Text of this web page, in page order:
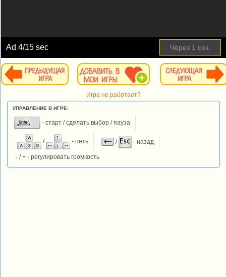
Ad4/15 sec Через 1 сек.
Игра не работает?
УПРАВЛЕНИЕ В ИГРЕ:
- старт / сделать выбор / пауза
/ - петь / - назад
- / + - регулировать громкость